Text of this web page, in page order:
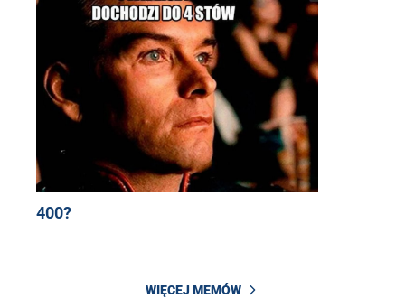
400?
WIĘCEJ MEMÓW